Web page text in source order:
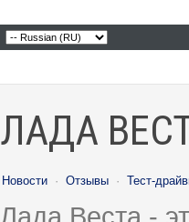
ЛАДА
Новости · Отзывы · Тест-